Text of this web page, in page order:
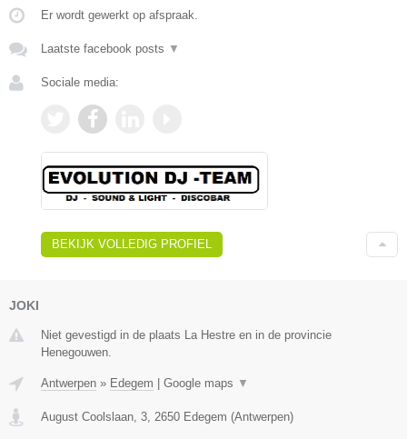
Er wordt gewerkt op afspraak.
Laatste facebook posts ▼
Sociale media:
BEKIJK VOLLEDIG PROFIEL
JOKI
Niet gevestigd in de plaats La Hestre en in de provincie
Henegouwen.
Antwerpen » Edegem Google maps ▼
August Coolslaan, 3 2650 Edegem (Antwerpen)